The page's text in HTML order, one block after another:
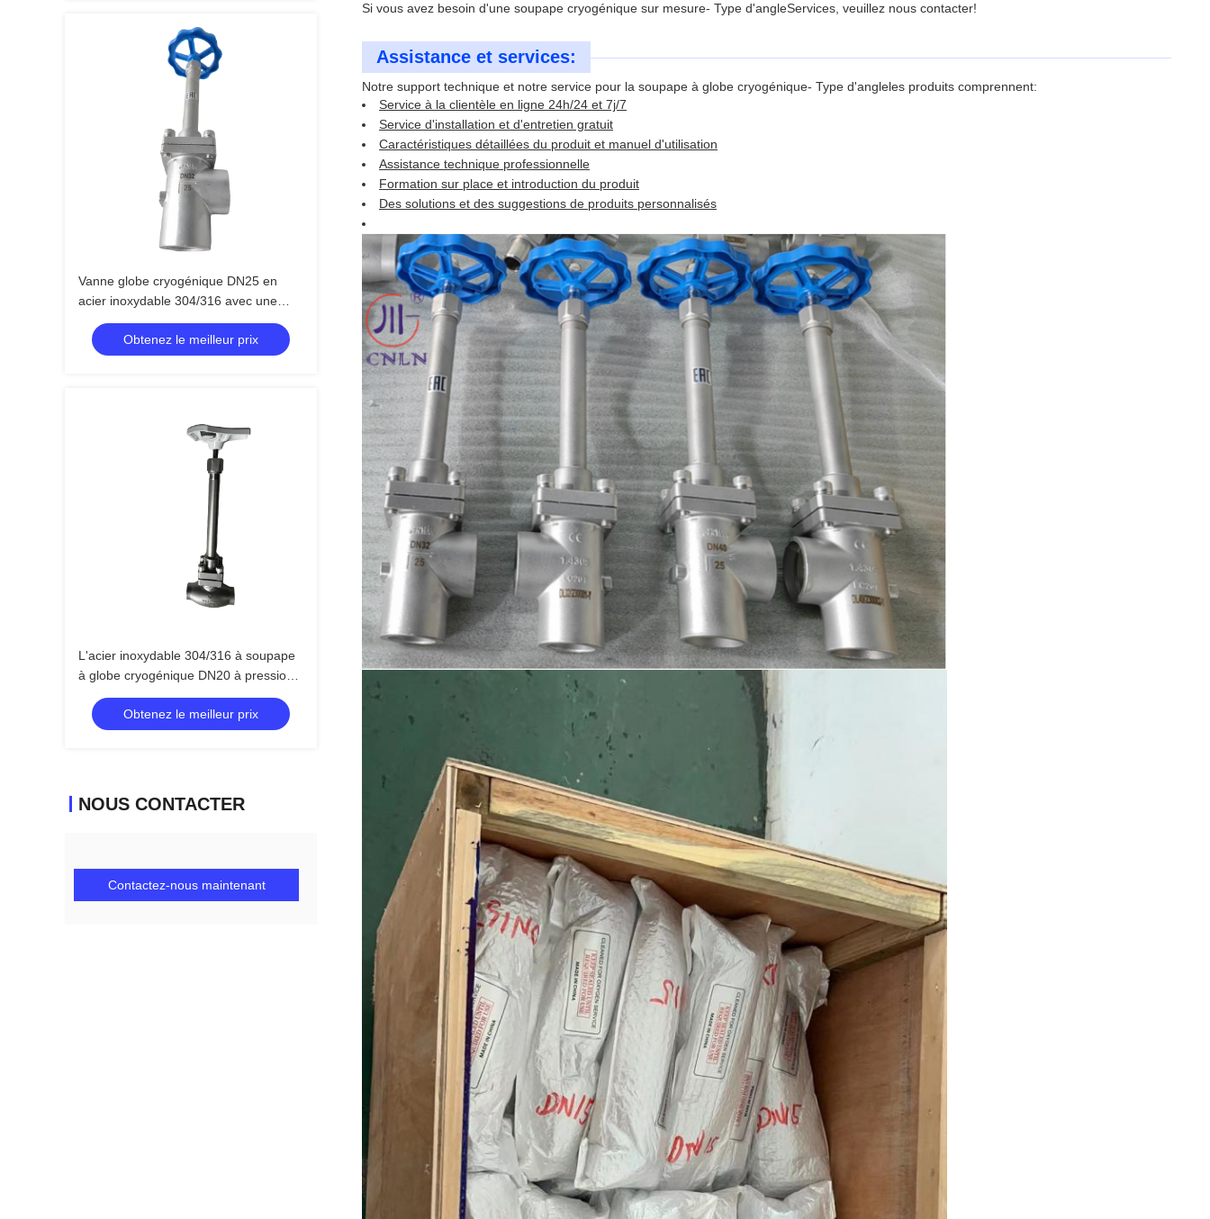
Vanne globe cryogénique DN25 en
acier inoxydable 304/316 avec une
pression maximale de 5,0 MPa et une
plage de température de -196 °C à +80
Obtenez le meilleur prix
L'acier inoxydable 304/316 à soupape
à globe cryogénique DN20 à pression
maximale de 5,0 Mpa et à température
comprise entre -196 °C et +80 °C pour
les applications LOX LIN LAR
Obtenez le meilleur prix
NOUS CONTACTER
Contactez-nous maintenant
Si vous avez besoin d'une soupape cryogénique sur mesure- Type d'angleServices, veuillez nous contacter!
Assistance et services:
Notre support technique et notre service pour la soupape à globe cryogénique- Type d'angleles produits comprennent:
Service à la clientèle en ligne 24h/24 et 7j/7
Service d'installation et d'entretien gratuit
Caractéristiques détaillées du produit et manuel d'utilisation
Assistance technique professionnelle
Formation sur place et introduction du produit
Des solutions et des suggestions de produits personnalisés